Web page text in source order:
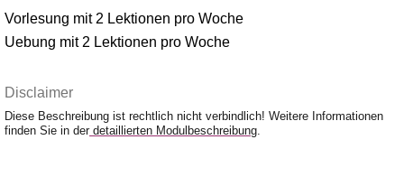
Vorlesung mit 2 Lektionen pro Woche
Uebung mit 2 Lektionen pro Woche
Disclaimer
Diese Beschreibung ist rechtlich nicht verbindlich! Weitere Informationen
finden Sie in der detaillierten Modulbeschreibung.